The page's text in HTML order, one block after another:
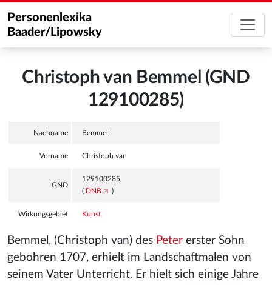
Personenlexika
Baader/Lipowsky
Christoph van Bemmel (GND
129100285)
Nachname Bemmel
Vorname Christoph van
GND
129100285
( DNB )
Wirkungsgebiet Kunst
Bemmel, (Christoph van) des Peter erster Sohn
gebohren 1707, erhielt im Landschaftmalen von
seinem Vater Unterricht. Er hielt sich einige Jahre